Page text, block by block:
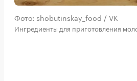
Фото: shobutinskay_food / VK
Ингредиенты для приготовления